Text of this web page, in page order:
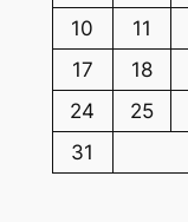
10
11
17
18
24
25
31